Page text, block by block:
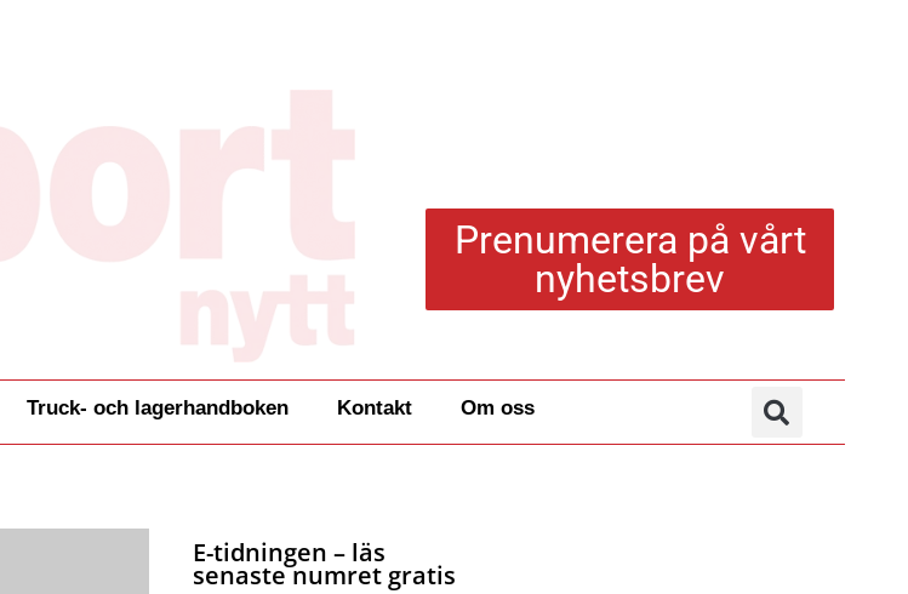
Prenumerera på vårt
nyhetsbrev
Truck- och lagerhandboken Kontakt Om oss
E-tidningen – läs
senaste numret gratis